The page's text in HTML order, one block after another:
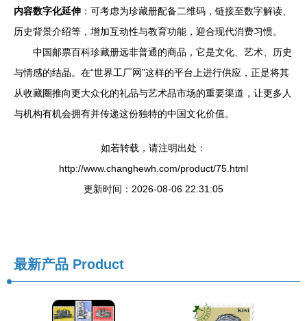
内容数字化延伸 ：可考虑为珍藏册配备二维码，链接至数字解读、
历史背景介绍等，增加互动性与教育功能，迎合现代消费习惯。
中国邮票百科珍藏册远非普通的商品，它是文化、艺术、历史
与情感的结晶。在“世界工厂网”这样的平台上进行供应，正是将其
从收藏圈推向更大众化的礼品与艺术品市场的重要渠道，让更多人
与机构有机会拥有并传递这份独特的中国文化价值。
如若转载，请注明出处：
http://www.changhewh.com/product/75.html
更新时间：2026-08-06 22:31:05
最新产品 Product